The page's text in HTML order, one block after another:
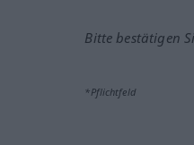
Bitte bestätigen
*Pflichtfeld